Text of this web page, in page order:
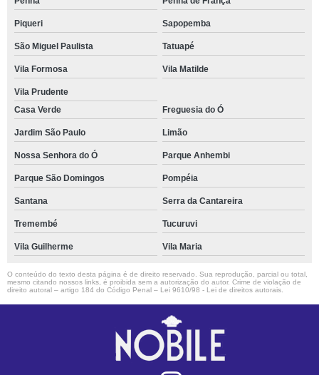
Piqueri Sapopemba
São Miguel Paulista Tatuapé
Vila Formosa Vila Matilde
Vila Prudente
Casa Verde
Freguesia do Ó
Jardim São Paulo Limão
Nossa Senhora do Ó Parque Anhembi
Parque São Domingos Pompéia
Santana Serra da Cantareira
Tremembé Tucuruvi
Vila Guilherme Vila Maria
O conteúdo do texto desta página é de direito reservado. Sua reprodução, parcial ou total,
mesmo citando nossos links, é proibida sem a autorização do autor. Crime de violação de
direito autoral – artigo 184 do Código Penal – Lei 9610/98 - Lei de direitos autorais.